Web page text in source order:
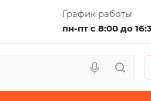
График работы
пн-пт с 8:00 до